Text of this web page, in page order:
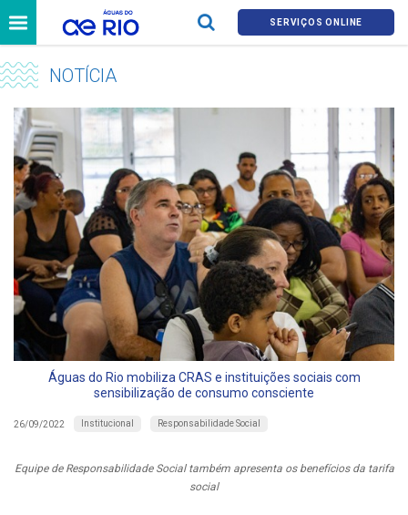
SERVIÇOS ONLINE
NOTÍCIA
Águas do Rio mobiliza CRAS e instituições sociais com
sensibilização de consumo consciente
26/09/2022 Institucional Responsabilidade Social
Equipe de Responsabilidade Social também apresenta os benefícios da tarifa
social